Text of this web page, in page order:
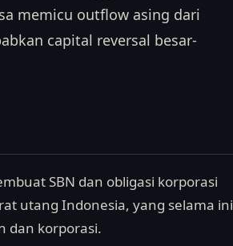
memicu outflow asing dari
capital reversal besar-
SBN dan obligasi korporasi
utang Indonesia, yang selama ini
dan korporasi.